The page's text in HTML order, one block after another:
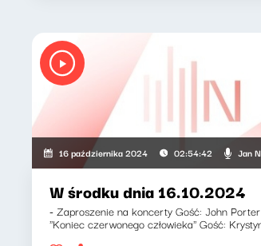
16 października 2024 02:54:42 Jan
W środku dnia 16.10.2024
- Zaproszenie na koncerty Gość: John
''Koniec czerwonego człowieka'' Gość: